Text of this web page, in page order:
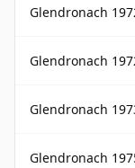
Glendronach
Glendronach
Glendronach
Glendronach